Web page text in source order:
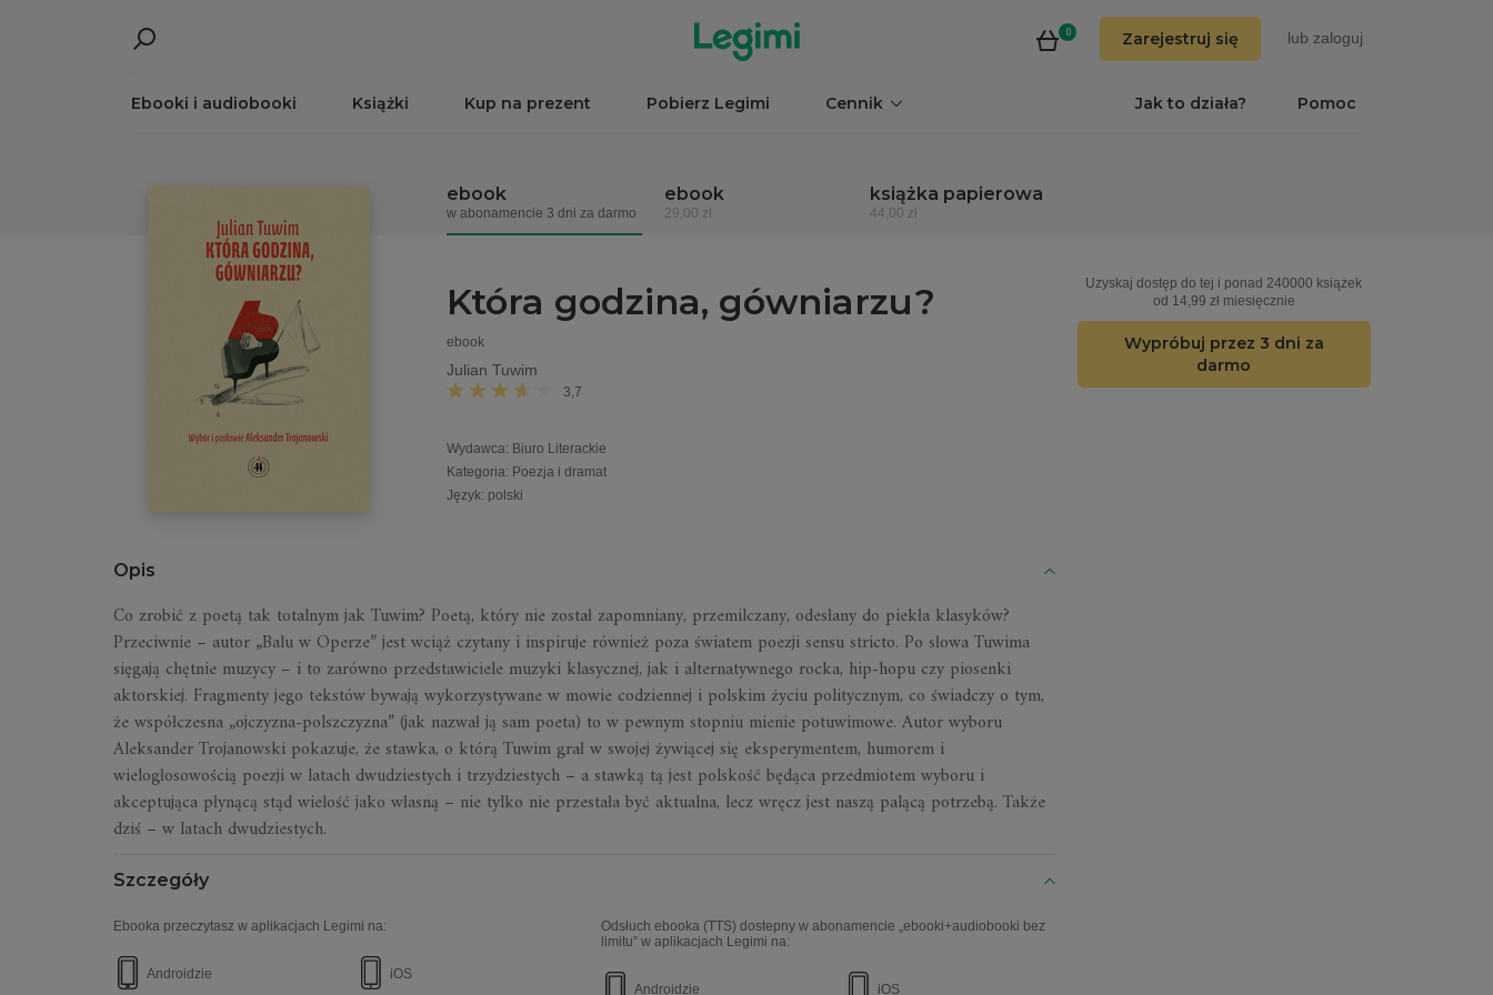
0 Zarejestruj się lub zaloguj
Ebooki i audiobooki Książki Kup na prezent Pobierz Legimi Cennik Pomoc
Jak to działa?
ebook
w abonamencie 3 dni za darmo
ebook
29,00 zł
książka papierowa
44,00 zł
Która godzina, gówniarzu?
ebook
Julian Tuwim
3,7
Uzyskaj dostęp do tej i ponad 240000 książek
od 14,99 zł miesięcznie
Wypróbuj przez 3 dni za
darmo
Wydawca: Biuro Literackie
Kategoria: Poezja i dramat
Język: polski
Opis
Co zrobić z poetą tak totalnym jak Tuwim? Poetą, który nie został zapomniany, przemilczany, odesłany do piekła klasyków?
Przeciwnie – autor „Balu w Operze” jest wciąż czytany i inspiruje również poza światem poezji sensu stricto. Po słowa Tuwima
sięgają chętnie muzycy – i to zarówno przedstawiciele muzyki klasycznej, jak i alternatywnego rocka, hip-hopu czy piosenki
aktorskiej. Fragmenty jego tekstów bywają wykorzystywane w mowie codziennej i polskim życiu politycznym, co świadczy o tym,
że współczesna „ojczyzna-polszczyzna” (jak nazwał ją sam poeta) to w pewnym stopniu mienie potuwimowe. Autor wyboru
Aleksander Trojanowski pokazuje, że stawka, o którą Tuwim grał w swojej żywiącej się eksperymentem, humorem i
wielogłosowością poezji w latach dwudziestych i trzydziestych – a stawką tą jest polskość będąca przedmiotem wyboru i
akceptująca płynącą stąd wielość jako własną – nie tylko nie przestała być aktualna, lecz wręcz jest naszą palącą potrzebą. Także
dziś – w latach dwudziestych.
Szczegóły
Ebooka przeczytasz w aplikacjach Legimi na:
Androidzie iOS
Odsłuch ebooka (TTS) dostepny w abonamencie „ebooki+audiobooki bez
limitu” w aplikacjach Legimi na:
Androidzie iOS